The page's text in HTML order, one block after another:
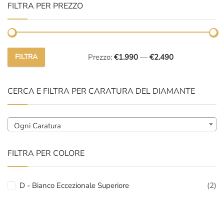
FILTRA PER PREZZO
Prezzo
Prezzo
FILTRA Prezzo: €1.990 — €2.490
CERCA E FILTRA PER CARATURA DEL DIAMANTE
Ogni Caratura
FILTRA PER COLORE
D - Bianco Eccezionale Superiore (2)